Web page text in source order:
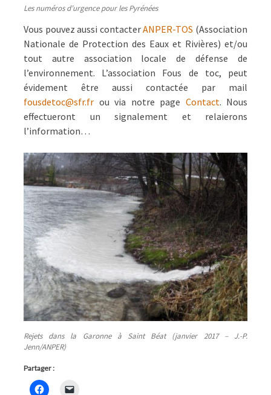
Les numéros d’urgence pour les Pyrénées
Vous pouvez aussi contacterANPER-TOS (Association
Nationale de Protection des Eaux et Rivières) et/ou
tout autre association locale de défense de
l’environnement. L’association Fous de toc, peut
évidement être aussi contactée par mail
fousdetoc@sfr.fr ou via notre page Contact. Nous
effectueront un signalement et relaierons
l’information…
Rejets dans la Garonne à Saint Béat (janvier 2017 – J.-P.
Jenn/ANPER)
Partager :